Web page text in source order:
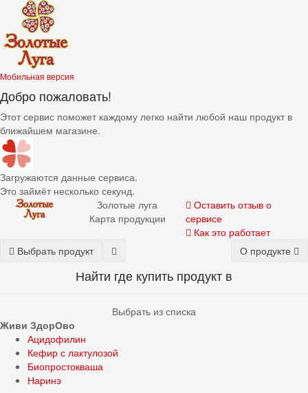
Мобильная версия
Добро пожаловать!
Этот сервис поможет каждому легко найти любой наш продукт в
ближайшем магазине.
Загружаются данные сервиса.
Это займёт несколько секунд.
Золотые луга
Карта продукции
Оставить отзыв о
сервисе
Как это работает
Выбрать продукт
О продукте
Найти где купить продукт в
Выбрать из списка
Живи ЗдорОво
Ацидофилин
Кефир с лактулозой
Биопростокваша
Наринэ